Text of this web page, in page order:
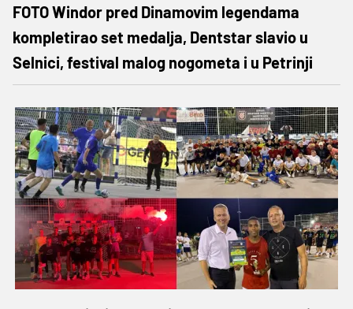
FOTO Windor pred Dinamovim legendama
kompletirao set medalja, Dentstar slavio u
Selnici, festival malog nogometa i u Petrinji